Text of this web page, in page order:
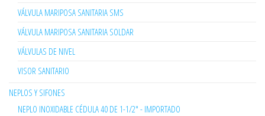
VÁLVULA MARIPOSA SANITARIA SMS
VÁLVULA MARIPOSA SANITARIA SOLDAR
VÁLVULAS DE NIVEL
VISOR SANITARIO
NEPLOS Y SIFONES
NEPLO INOXIDABLE CÉDULA 40 DE 1-1/2" - IMPORTADO